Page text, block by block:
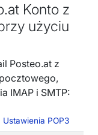
Konto z
użyciu
Posteo.at z
IMAP i SMTP:
Ustawienia POP3